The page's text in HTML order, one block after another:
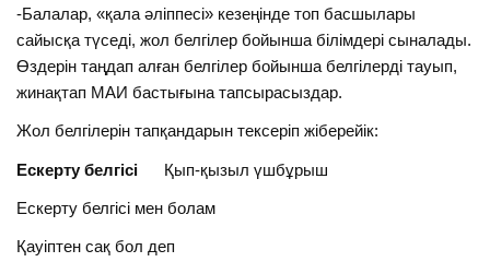
-Балалар, «қала әліппесі» кезеңінде топ басшылары
сайысқа түседі, жол белгілер бойынша білімдері сыналады.
Өздерін таңдап алған белгілер бойынша белгілерді тауып,
жинақтап МАИ бастығына тапсырасыздар.
Жол белгілерін тапқандарын тексеріп жіберейік:
Ескерту белгісі Қып-қызыл үшбұрыш
Ескерту белгісі мен болам
Қауіптен сақ бол деп